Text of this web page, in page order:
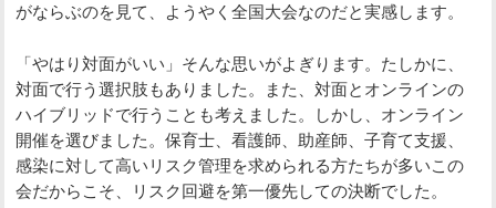
がならぶのを見て、ようやく全国大会なのだと実感します。
「やはり対面がいい」そんな思いがよぎります。たしかに、
対面で行う選択肢もありました。また、対面とオンラインの
ハイブリッドで行うことも考えました。しかし、オンライン
開催を選びました。保育士、看護師、助産師、子育て支援、
感染に対して高いリスク管理を求められる方たちが多いこの
会だからこそ、リスク回避を第一優先しての決断でした。